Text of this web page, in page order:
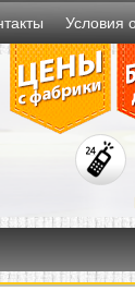
Условия